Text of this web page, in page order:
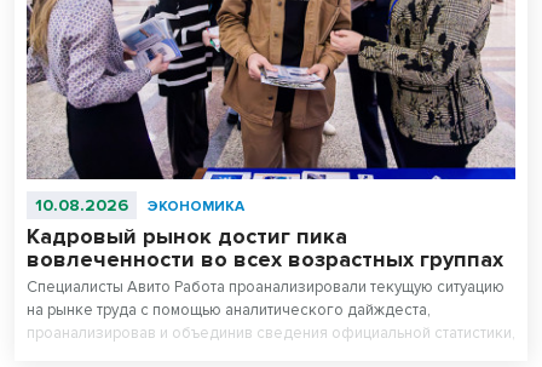
10.08.2026 ЭКОНОМИКА
Кадровый рынок достиг пика
вовлеченности во всех возрастных группах
Специалисты Авито Работа проанализировали текущую ситуацию
на рынке труда с помощью аналитического дайждеста,
проанализировав и объединив сведения официальной статистики,